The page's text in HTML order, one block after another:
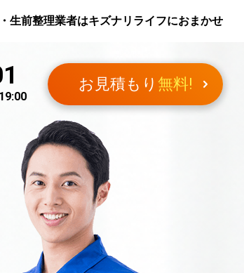
生前整理業者はキズナリライフにおまかせ
お見積もり 無料!